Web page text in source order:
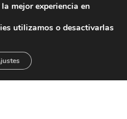
mejor experiencia en
utilizamos o desactivarlas